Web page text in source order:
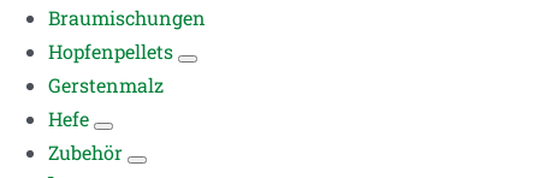
Braumischungen
Hopfenpellets
Gerstenmalz
Hefe
Zubehör